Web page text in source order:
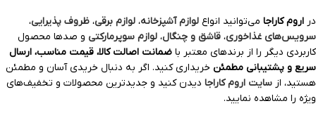
در اروم کاراجا می‌توانید انواع لوازم آشپزخانه، لوازم برقی، ظروف پذیرایی،
سرویس‌های غذاخوری، قاشق و چنگال، لوازم سوپرمارکتی و صدها محصول
کاربردی دیگر را از برندهای معتبر با ضمانت اصالت کالا، قیمت مناسب، ارسال
سریع و پشتیبانی مطمئن خریداری کنید. اگر به دنبال خریدی آسان و مطمئن
هستید، از سایت اروم کاراجا دیدن کنید و جدیدترین محصولات و تخفیف‌های
ویژه را مشاهده نمایید.